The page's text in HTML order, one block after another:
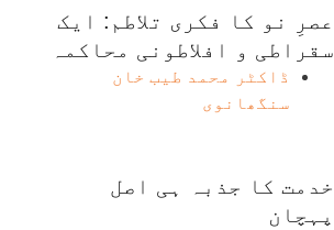
عصرِ نو کا فکری تلاطم: ایک
سقراطی و افلاطونی محاکمہ
ڈاکٹر محمد طیب خان
سنگھانوی
خدمت کا جذبہ ہی اصل
پہچان